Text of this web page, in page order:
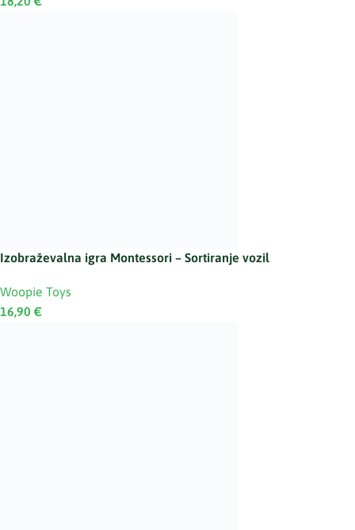
Izobraževalna igra Montessori – Sortiranje vozil
Woopie Toys
16,90 €